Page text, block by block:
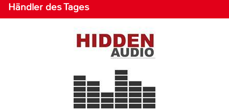
Händler des Tages